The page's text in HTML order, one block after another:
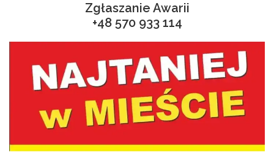
Zgłaszanie Awarii
+48 570 933 114